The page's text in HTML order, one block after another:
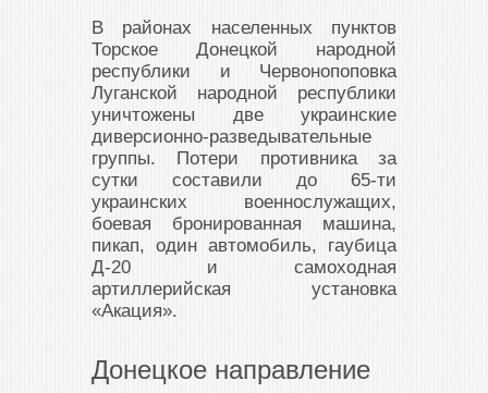
В районах населенных пунктов
Торское Донецкой народной
республики и Червонопоповка
Луганской народной республики
уничтожены две украинские
диверсионно-разведывательные
группы. Потери противника за
сутки составили до 65-ти
украинских военнослужащих,
боевая бронированная машина,
пикап, один автомобиль, гаубица
Д-20 и самоходная
артиллерийская установка
«Акация».
Донецкое направление